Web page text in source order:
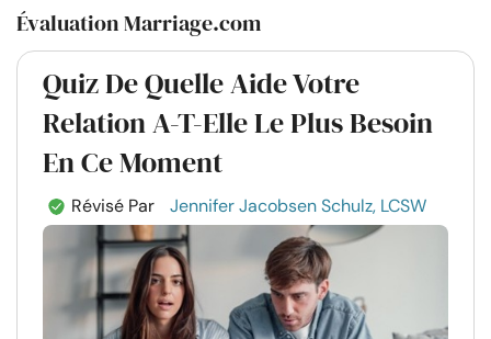
Évaluation Marriage.com
Quiz De Quelle Aide Votre
Relation A-T-Elle Le Plus Besoin
En Ce Moment
Révisé Par Jennifer Jacobsen Schulz, LCSW